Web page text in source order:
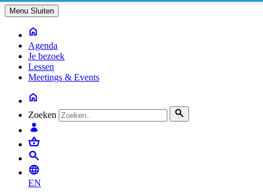
Menu Sluiten
Agenda
Je bezoek
Lessen
Meetings & Events
Zoeken
EN